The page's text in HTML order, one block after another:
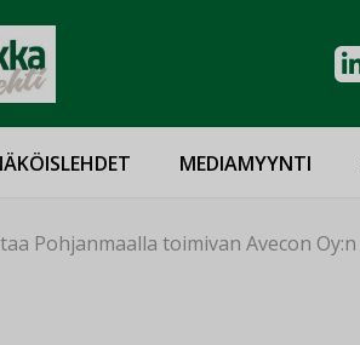
MEDIAMYYNTI
Pohjanmaalla toimivan Avecon Oy:n